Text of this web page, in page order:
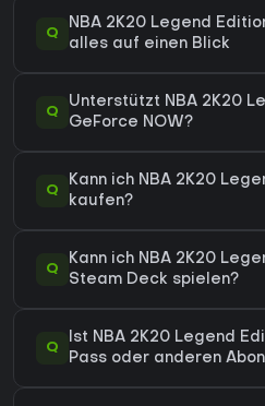
Q
NBA 2K20 Legend
alles auf einen Blick
Q
Unterstützt NBA 2K20
GeForce NOW?
Q
Kann ich NBA 2K20
kaufen?
Q
Kann ich NBA 2K20
Steam Deck spielen?
Q
Ist NBA 2K20 Legend
Pass oder anderen